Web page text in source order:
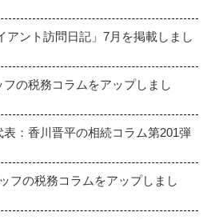
アント訪問日記」7月を掲載しまし
の税務コラムをアップしまし
：香川晋平の相続コラム第201弾
フの税務コラムをアップしまし